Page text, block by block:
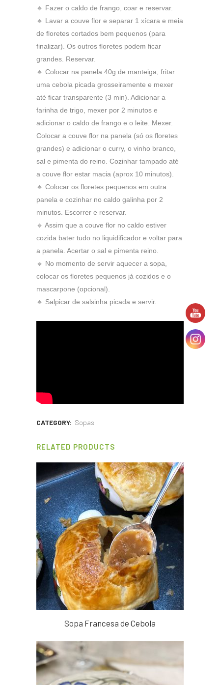
🔹 Fazer o caldo de frango, coar e reservar.
🔹 Lavar a couve flor e separar 1 xícara e meia
de floretes cortados bem pequenos (para
finalizar). Os outros floretes podem ficar
grandes. Reservar.
🔹 Colocar na panela 40g de manteiga, fritar
uma cebola picada grosseiramente e mexer
até ficar transparente (3 min). Adicionar a
farinha de trigo, mexer por 2 minutos e
adicionar o caldo de frango e o leite. Mexer.
Colocar a couve flor na panela (só os floretes
grandes) e adicionar o curry, o vinho branco,
sal e pimenta do reino. Cozinhar tampado até
a couve flor estar macia (aprox 10 minutos).
🔹 Colocar os floretes pequenos em outra
panela e cozinhar no caldo galinha por 2
minutos. Escorrer e reservar.
🔹 Assim que a couve flor no caldo estiver
cozida bater tudo no liquidificador e voltar para
a panela. Acertar o sal e pimenta reino.
🔹 No momento de servir aquecer a sopa,
colocar os floretes pequenos já cozidos e o
mascarpone (opcional).
🔹 Salpicar de salsinha picada e servir.
CATEGORY: Sopas
RELATED PRODUCTS
Sopa Francesa de Cebola